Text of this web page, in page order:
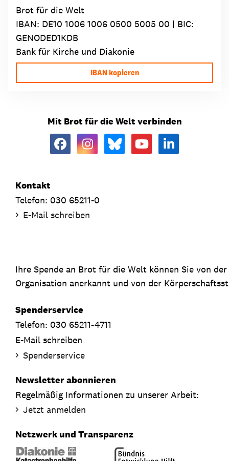
Brot für die Welt
IBAN: DE10 1006 1006 0500 5005 00 | BIC:
GENODED1KDB
Bank für Kirche und Diakonie
IBAN kopieren
Mit Brot für die Welt verbinden
Kontakt
Telefon: 030 65211-0
E-Mail schreiben
Ihre Spende an Brot für die Welt können Sie von
Organisation anerkannt und von der
Spenderservice
Telefon: 030 65211-4711
E-Mail schreiben
Spenderservice
Newsletter abonnieren
Regelmäßig Informationen zu unserer Arbeit:
Jetzt anmelden
Netzwerk und Transparenz